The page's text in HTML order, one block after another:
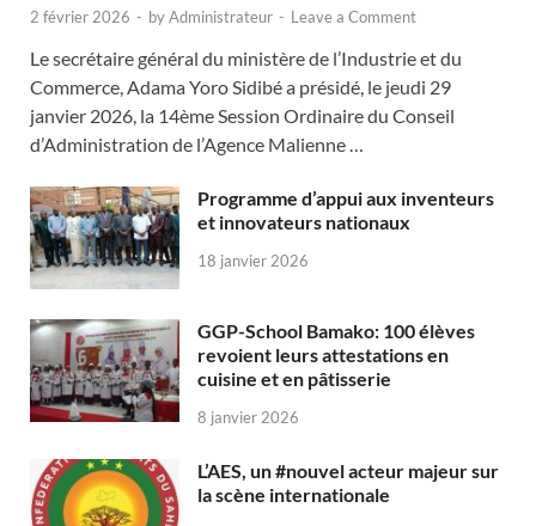
2 février 2026 - byAdministrateur - Leave a Comment
Le secrétaire général du ministère de l’Industrie et du
Commerce, Adama Yoro Sidibé a présidé, le jeudi 29
janvier 2026, la 14ème Session Ordinaire du Conseil
d’Administration de l’Agence Malienne …
Programme d’appui aux inventeurs
et innovateurs nationaux
18 janvier 2026
GGP-School Bamako: 100 élèves
revoient leurs attestations en
cuisine et en pâtisserie
8 janvier 2026
L’AES, un #nouvel acteur majeur sur
la scène internationale